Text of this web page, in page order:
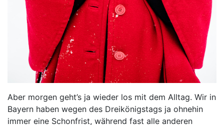
Aber morgen geht’s ja wieder los mit dem Alltag. Wir in
Bayern haben wegen des Dreikönigstags ja ohnehin
immer eine Schonfrist, während fast alle anderen